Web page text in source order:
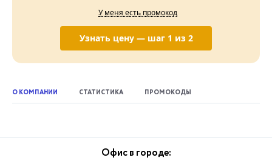
О КОМПАНИИ СТАТИСТИКА ПРОМОКОДЫ
Офис в городе:
У меня есть промокод
Узнать цену — шаг 1 из 2